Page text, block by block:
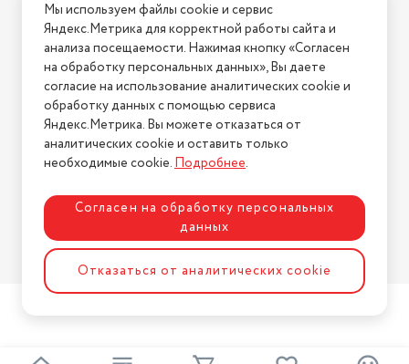
Условия возврата
Нашли ошибку на сайте? Напишите нам
2026 © Интернет-магазин "АстМаркет". У нас есть всё!
Политика конфиденциальности
Разработка сайтаASTDESIGN
Мы используем файлы cookie и сервис
Яндекс.Метрика для корректной работы сайта и
анализа посещаемости. Нажимая кнопку «Согласен
на обработку персональных данных», Вы даете
согласие на использование аналитических cookie и
обработку данных с помощью сервиса
Яндекс.Метрика. Вы можете отказаться от
аналитических cookie и оставить только
необходимые cookie.Подробнее.
Согласен на обработку персональных
данных
Отказаться от аналитических cookie